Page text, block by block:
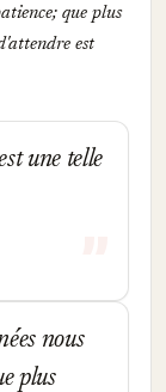
que plus
est
une telle
nous
plus